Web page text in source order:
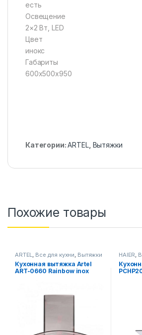
есть
Освещение
2×2 Вт, LED
Цвет
инокс
Габариты
600x500x950
Категории:ARTEL, Вытяжки
Похожие товары
ARTEL, Все для кухни, Вытяжки
Кухонная вытяжка Artel
ART-0660 Rainbow inox
HAIER,